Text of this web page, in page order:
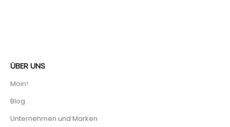
ÜBER UNS
Moin!
Blog
Unternehmen und Marken